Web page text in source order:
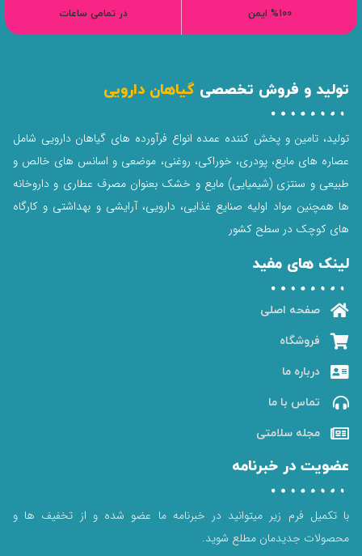
%100 ایمن در تمامی ساعات
تولید و فروش تخصصی گیاهان دارویی
تولید، تامین و پخش کننده عمده انواع فرآورده های گیاهان دارویی شامل
عصاره های مایع، پودری، خوراکی، روغنی، موضعی و اسانس های خالص و
طبیعی و سنتزی (شیمیایی) مایع و خشک بعنوان مصرف عطاری و داروخانه
ها همچنین مواد اولیه صنایع غذایی، دارویی، آرایشی و بهداشتی و کارگاه
های کوچک در سطح کشور
لینک های مفید
صفحه اصلی
فروشگاه
درباره ما
تماس با ما
مجله سلامتی
عضویت در خبرنامه
با تکمیل فرم زیر میتوانید در خبرنامه ما عضو شده و از تخفیف ها و
محصولات جدیدمان مطلع شوید.